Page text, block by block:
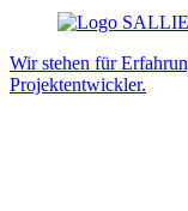
Wir stehen für
Projektentwickler.